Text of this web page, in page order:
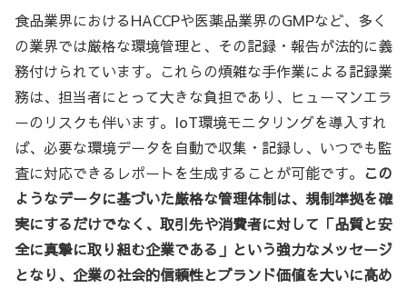
食品業界におけるHACCPや医薬品業界のGMPなど、多く
の業界では厳格な環境管理と、その記録・報告が法的に義
務付けられています。これらの煩雑な手作業による記録業
務は、担当者にとって大きな負担であり、ヒューマンエラ
ーのリスクも伴います。IoT環境モニタリングを導入すれ
ば、必要な環境データを自動で収集・記録し、いつでも監
査に対応できるレポートを生成することが可能です。 この
ようなデータに基づいた厳格な管理体制は、規制準拠を確
実にするだけでなく、取引先や消費者に対して「品質と安
全に真摯に取り組む企業である」という強力なメッセージ
となり、企業の社会的信頼性とブランド価値を大いに高め